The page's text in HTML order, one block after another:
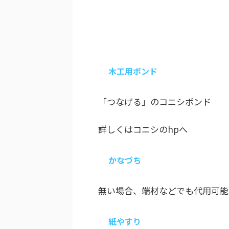
木工用ボンド
「つなげる」のコニシボンド
詳しくはコニシのhpへ
かなづち
無い場合、端材などでも代用可
紙やすり